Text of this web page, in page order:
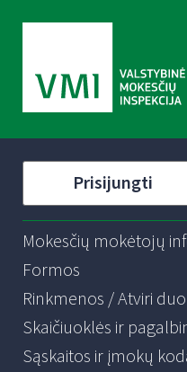
Prisijungti
Mokesčių mokėtojų
Formos
Rinkmenos / Atviri
Skaičiuoklės ir
Sąskaitos ir įmokų